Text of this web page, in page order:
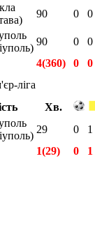
90 0 0
90 0
0
4(360) 0
0
ліга
Хв.
29 0
1
1(29) 0
1